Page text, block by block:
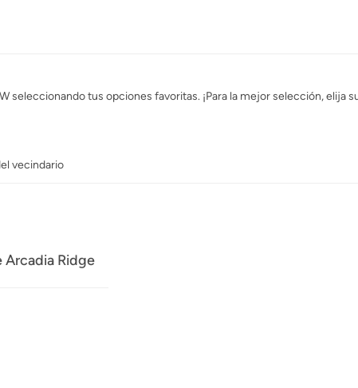
seleccionando tus opciones favoritas. ¡Para la mejor selección, elija
vecindario
Ridge